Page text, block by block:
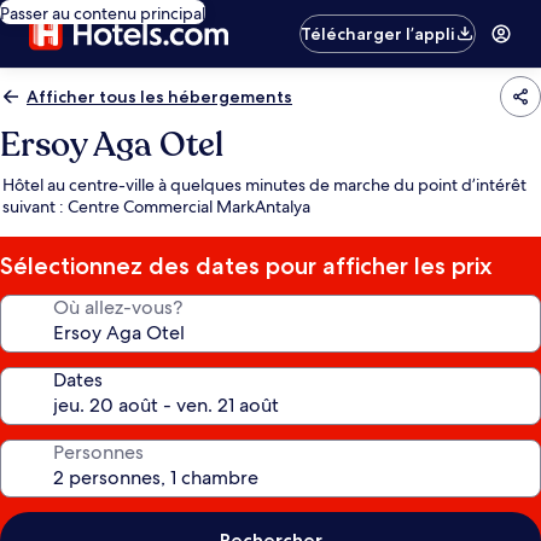
Passer au contenu principal
Télécharger l’appli
Afficher tous les hébergements
Ersoy Aga Otel
Hôtel au centre-ville à quelques minutes de marche du point d’intérêt
suivant : Centre Commercial MarkAntalya
Sélectionnez des dates pour afficher les prix
Où allez-vous?
Dates
Personnes